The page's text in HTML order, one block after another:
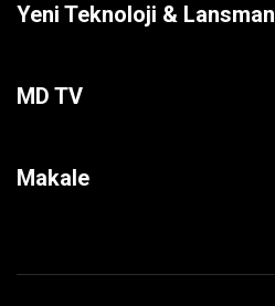
Yeni Teknoloji & Lansman
MD TV
Makale